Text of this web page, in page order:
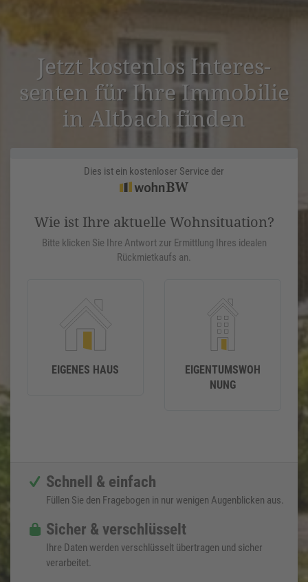
Jetzt kostenlos Inter­es­
senten für Ihre Immobilie
in Altbach finden
Dies ist ein kostenloser Service der
Wie ist Ihre aktuelle Wohnsituation?
Bitte klicken Sie Ihre Antwort zur Ermittlung Ihres idealen
Rückmietkaufs an.
EIGENES HAUS
EIGENTUMSWOH
NUNG
Schnell & einfach
Füllen Sie den Fragebogen in nur wenigen Augenblicken aus.
Sicher & verschlüsselt
Ihre Daten werden verschlüsselt übertragen und sicher
verarbeitet.